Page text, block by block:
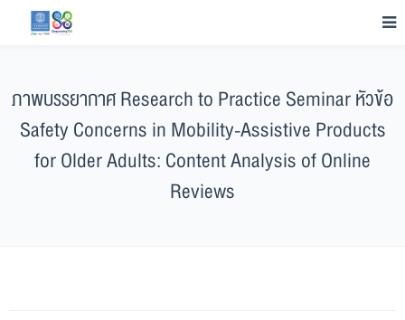
ภาพบรรยากาศ Research to Practice Seminar หัวข้อ
Safety Concerns in Mobility-Assistive Products
for Older Adults: Content Analysis of Online
Reviews